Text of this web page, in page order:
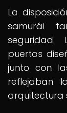
La
samurái
seguridad.
puertas
junto con
reflejaban
arquitectura